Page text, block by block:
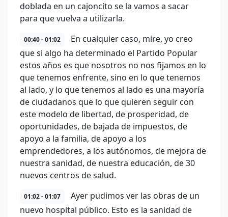
doblada en un cajoncito se la vamos a sacar
para que vuelva a utilizarla.
00:40 - 01:02
En cualquier caso, mire, yo creo
que si algo ha determinado el Partido Popular
estos años es que nosotros no nos fijamos en lo
que tenemos enfrente, sino en lo que tenemos
al lado, y lo que tenemos al lado es una mayoría
de ciudadanos que lo que quieren seguir con
este modelo de libertad, de prosperidad, de
oportunidades, de bajada de impuestos, de
apoyo a la familia, de apoyo a los
emprendedores, a los autónomos, de mejora de
nuestra sanidad, de nuestra educación, de 30
nuevos centros de salud.
01:02 - 01:07
Ayer pudimos ver las obras de un
nuevo hospital público. Esto es la sanidad de